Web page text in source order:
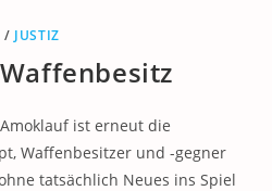
/ JUSTIZ
ist erneut die
Waffenbesitzer und -gegner
tatsächlich Neues ins Spiel